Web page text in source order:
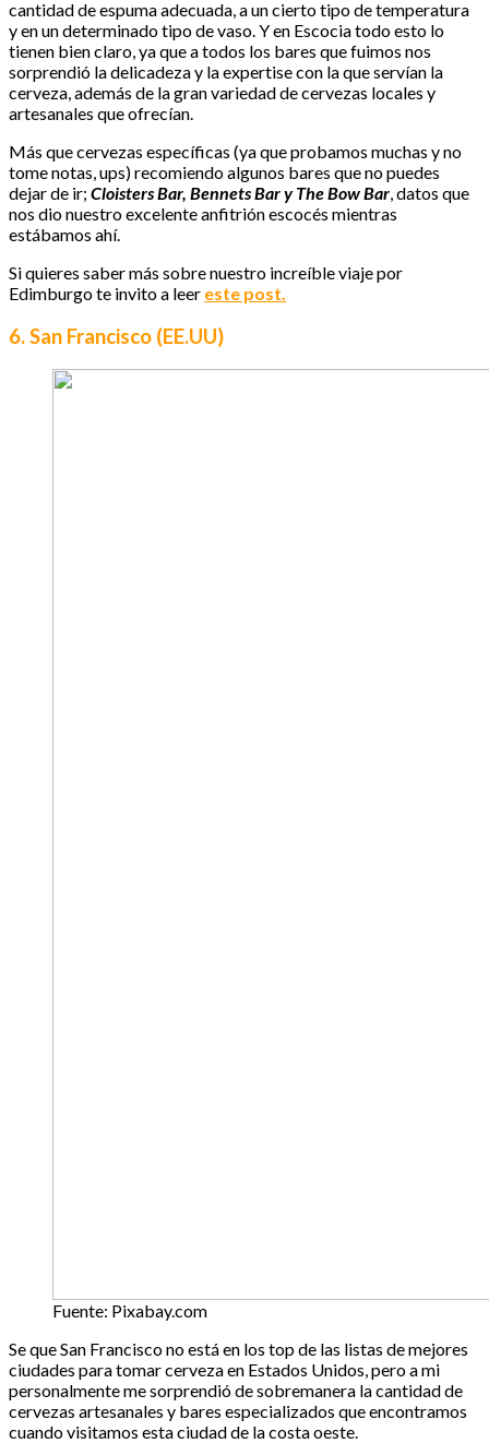
cantidad de espuma adecuada, a un cierto tipo de temperatura
y en un determinado tipo de vaso. Y en Escocia todo esto lo
tienen bien claro, ya que a todos los bares que fuimos nos
sorprendió la delicadeza y la expertise con la que servían la
cerveza, además de la gran variedad de cervezas locales y
artesanales que ofrecían.
Más que cervezas específicas (ya que probamos muchas y no
tome notas, ups) recomiendo algunos bares que no puedes
dejar de ir; Cloisters Bar, Bennets Bar y The Bow Bar, datos que
nos dio nuestro excelente anfitrión escocés mientras
estábamos ahí.
Si quieres saber más sobre nuestro increíble viaje por
Edimburgo te invito a leer este post.
6. San Francisco (EE.UU)
Fuente: Pixabay.com
Se que San Francisco no está en los top de las listas de mejores
ciudades para tomar cerveza en Estados Unidos, pero a mi
personalmente me sorprendió de sobremanera la cantidad de
cervezas artesanales y bares especializados que encontramos
cuando visitamos esta ciudad de la costa oeste.